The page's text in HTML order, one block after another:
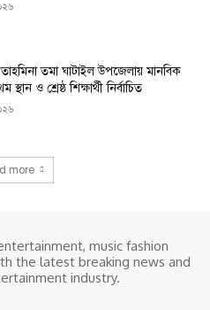
তমা ঘাটাইল উপজেলায় মানবিক
স্থান ও শ্রেষ্ঠ শিক্ষার্থী নির্বাচিত
more
music fashion
the latest breaking news and
industry.